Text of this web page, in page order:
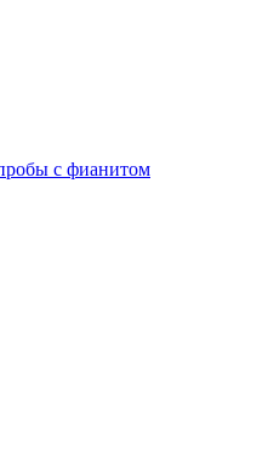
с фианитом